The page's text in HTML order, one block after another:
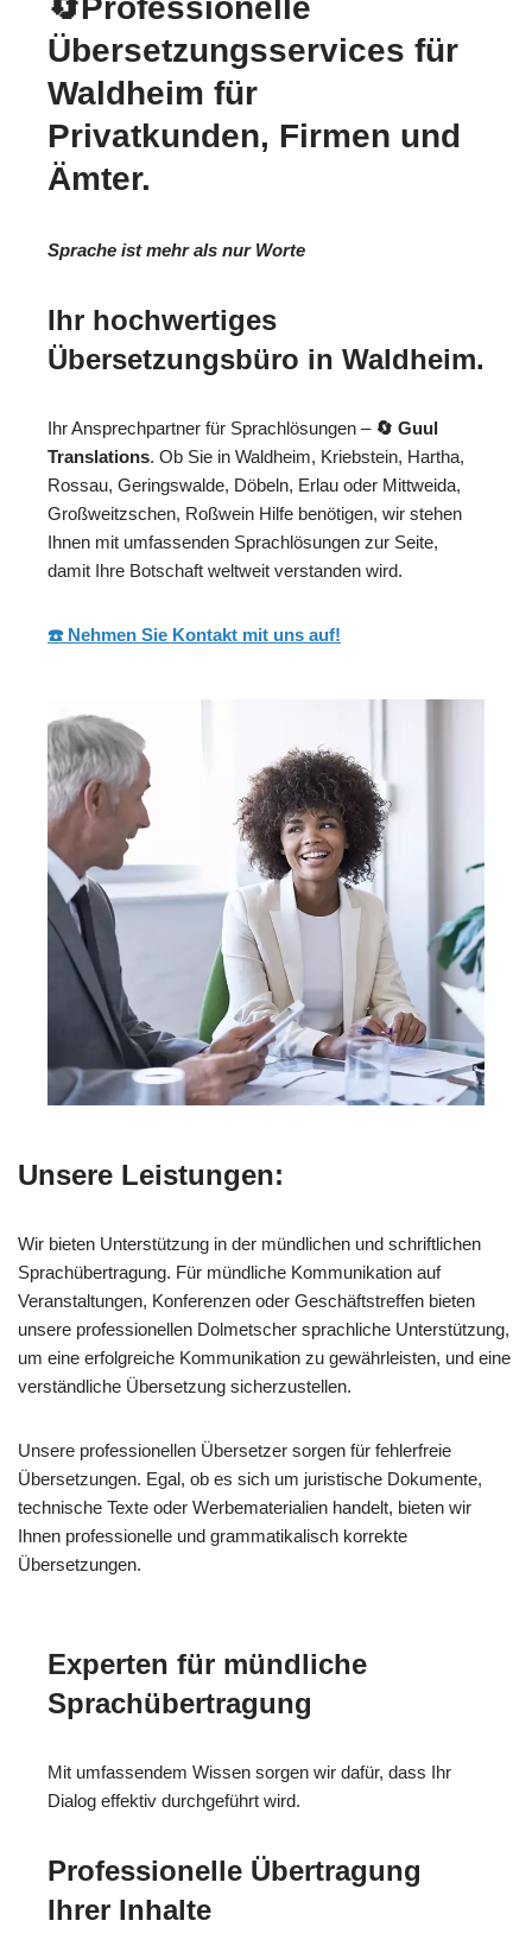
🔄Professionelle
Übersetzungsservices für
Waldheim für
Privatkunden, Firmen und
Ämter.
Sprache ist mehr als nur Worte
Ihr hochwertiges
Übersetzungsbüro in Waldheim.
Ihr Ansprechpartner für Sprachlösungen – 🔄 Guul
Translations. Ob Sie in Waldheim, Kriebstein, Hartha,
Rossau, Geringswalde, Döbeln, Erlau oder Mittweida,
Großweitzschen, Roßwein Hilfe benötigen, wir stehen
Ihnen mit umfassenden Sprachlösungen zur Seite,
damit Ihre Botschaft weltweit verstanden wird.
☎️ Nehmen Sie Kontakt mit uns auf!
Unsere Leistungen:
Wir bieten Unterstützung in der mündlichen und schriftlichen
Sprachübertragung. Für mündliche Kommunikation auf
Veranstaltungen, Konferenzen oder Geschäftstreffen bieten
unsere professionellen Dolmetscher sprachliche Unterstützung,
um eine erfolgreiche Kommunikation zu gewährleisten, und eine
verständliche Übersetzung sicherzustellen.
Unsere professionellen Übersetzer sorgen für fehlerfreie
Übersetzungen. Egal, ob es sich um juristische Dokumente,
technische Texte oder Werbematerialien handelt, bieten wir
Ihnen professionelle und grammatikalisch korrekte
Übersetzungen.
Experten für mündliche
Sprachübertragung
Mit umfassendem Wissen sorgen wir dafür, dass Ihr
Dialog effektiv durchgeführt wird.
Professionelle Übertragung
Ihrer Inhalte